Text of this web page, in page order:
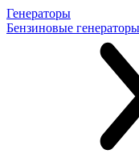
Генераторы
Бензиновые генераторы